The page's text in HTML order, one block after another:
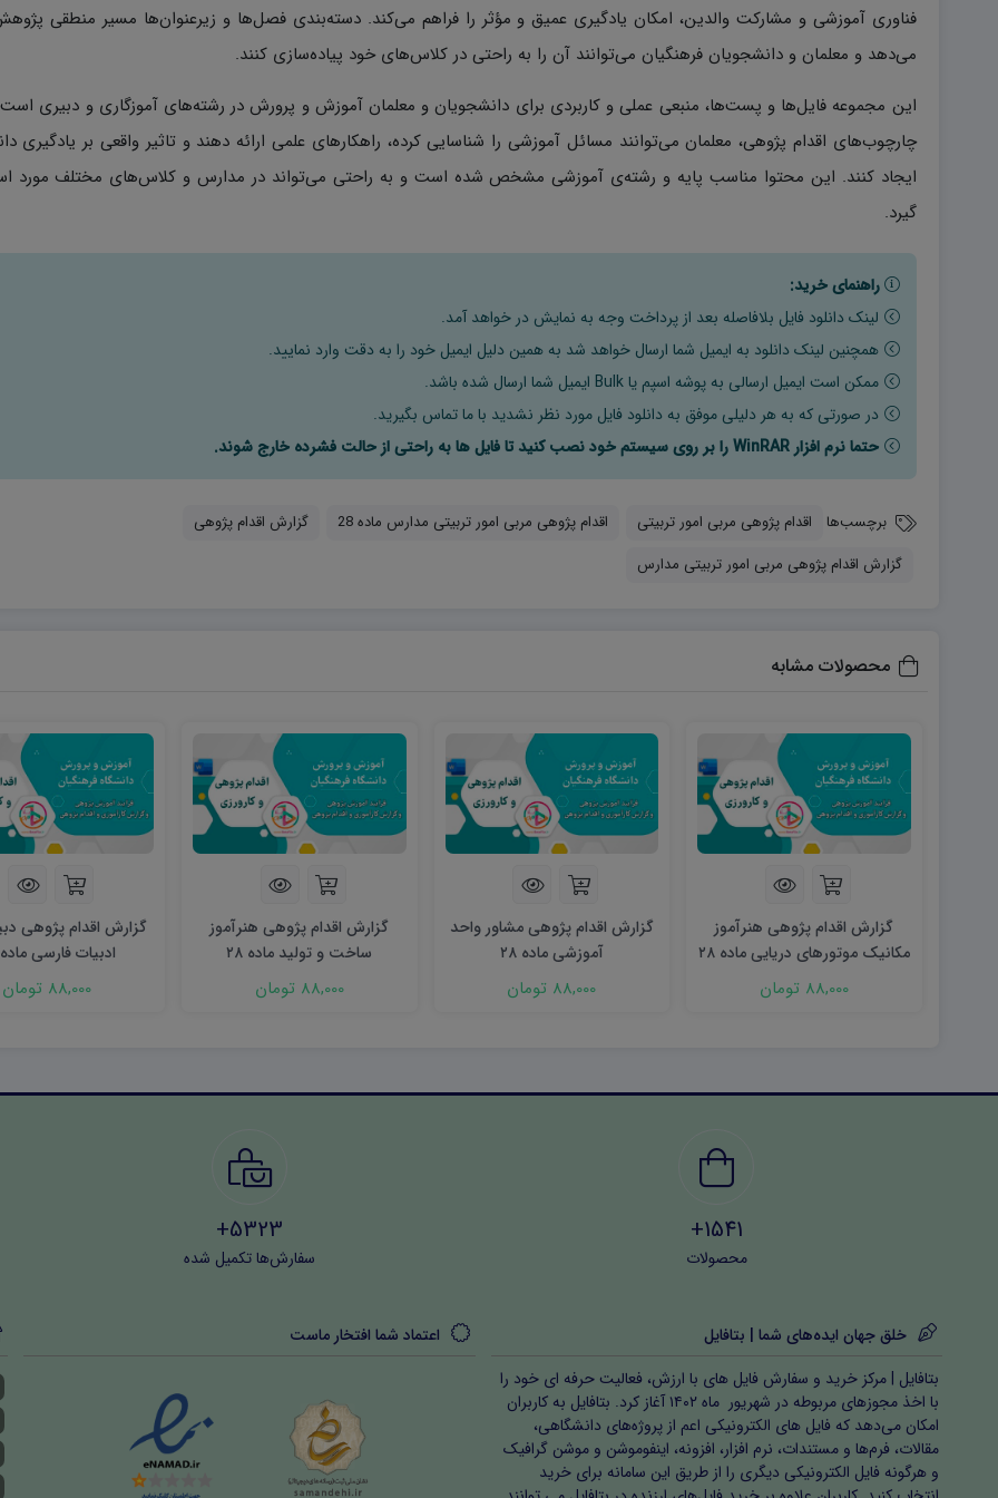
فناوری آموزشی و مشارکت والدین، امکان یادگیری عمیق و مؤثر را فراهم می‌کند. دسته‌بندی فصل‌ها و زیرعنوان‌ها مسیر منطقی
می‌دهد و معلمان و دانشجویان فرهنگیان می‌توانند آن را به راحتی در کلاس‌های خود پیاده‌سازی کنند.
این مجموعه فایل‌ها و پست‌ها، منبعی عملی و کاربردی برای دانشجویان و معلمان آموزش و پرورش در رشته‌های آموزگاری و دبیری
چارچوب‌های اقدام پژوهی، معلمان می‌توانند مسائل آموزشی را شناسایی کرده، راهکارهای علمی ارائه دهند و تاثیر واقعی بر یادگیری
ایجاد کنند. این محتوا مناسب پایه‌ و رشته‌ی آموزشی مشخص شده است و به راحتی می‌تواند در مدارس و کلاس‌های مختلف مورد
گیرد.
راهنمای خرید:
لینک دانلود فایل بلافاصله بعد از پرداخت وجه به نمایش در خواهد آمد.
همچنین لینک دانلود به ایمیل شما ارسال خواهد شد به همین دلیل ایمیل خود را به دقت وارد نمایید.
ممکن است ایمیل ارسالی به پوشه اسپم یا Bulk ایمیل شما ارسال شده باشد.
در صورتی که به هر دلیلی موفق به دانلود فایل مورد نظر نشدید با ما تماس بگیرید.
حتما نرم افزار WinRAR را بر روی سیستم خود نصب کنید تا فایل ها به راحتی از حالت فشرده خارج شوند.
برچسب‌ها اقدام پژوهی مربی امور تربیتی اقدام پژوهی مربی امور تربیتی مدارس ماده 28
گزارش اقدام پژوهی
گزارش اقدام پژوهی مربی امور تربیتی مدارس
محصولات مشابه
گزارش اقدام پژوهی هنرآموز
مکانیک موتورهای دریایی ماده ۲۸
88,000 تومان
گزارش اقدام پژوهی مشاور واحد
آموزشی ماده ۲۸
88,000 تومان
گزارش اقدام پژوهی هنرآموز
ساخت و تولید ماده ۲۸
88,000 تومان
گزارش اقدام پژوهی
ادبیات فارسی ماده
88,000 تومان
1541+
محصولات
5323+
سفارش‌ها تکمیل شده
خلق جهان ایده‌های شما | بتافایل
بتافایل | مرکز خرید و سفارش فایل های با ارزش، فعالیت حرفه ای خود را
با اخذ مجوزهای مربوطه در شهریور ماه ۱۴۰۲ آغاز کرد. بتافایل به کاربران
امکان می‌دهد که فایل های الکترونیکی اعم از پروژه‌های دانشگاهی،
مقالات، فرم‌ها و مستندات، نرم افزار، افزونه، اینفوموشن و موشن گرافیک
و هرگونه فایل الکترونیکی دیگری را از طریق این سامانه برای خرید
اعتماد شما افتخار ماست